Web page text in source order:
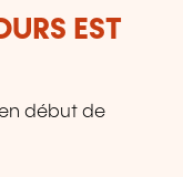
EST
début de